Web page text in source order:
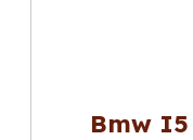
Bmw I5